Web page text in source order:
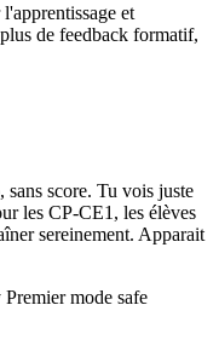
et
de feedback formatif,
sans score. Tu vois juste
les CP-CE1, les élèves
sereinement. Apparait
Premier mode safe